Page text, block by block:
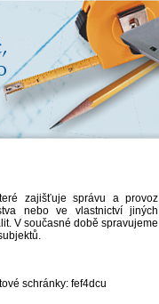
zajišťuje správu a provoz
nebo ve vlastnictví jiných
V současné době spravujeme
družstvo
1190/3
fef4dcu